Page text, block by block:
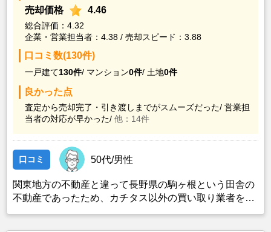
売却価格
4.46
総合評価：4.32
企業・営業担当者：4.38 / 売却スピード：3.88
口コミ数(130件)
一戸建て130件/ マンション0件/ 土地0件
良かった点
査定から売却完了・引き渡しまでがスムーズだった/ 営業担
当者の対応が早かった/ 他：14件
口コミ 50代/男性
関東地方の不動産と違って長野県の駒ヶ根という田舎の
不動産であったため、カチタス以外の買い取り業者をみ